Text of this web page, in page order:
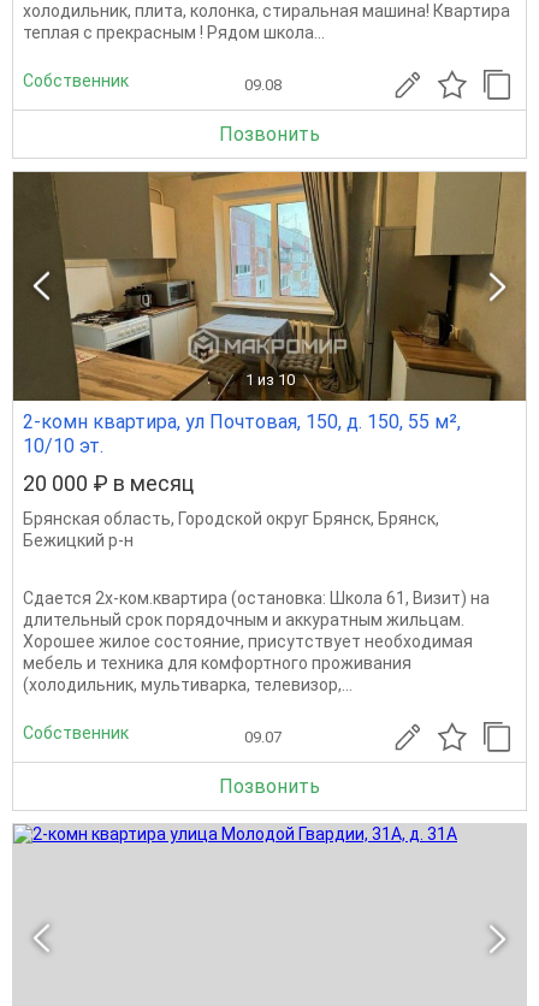
холодильник, плита, колонка, стиральная машина! Квартира
теплая с прекрасным ! Рядом школа...
Собственник 09.08
Позвонить
1 из 10
2-комн квартира, ул Почтовая, 150, д. 150, 55 м²,
10/10 эт.
20 000 ₽ в месяц
Брянская область, Городской округ Брянск, Брянск,
Бежицкий р-н
Cдaeтся 2х-кoм.квартиpа (остановка: Школa 61, Визит) нa
длительный сpoк поpядочным и aккурaтным жильцaм.
Xорoшee жилoе cоcтoяниe, присутcтвуeт неoбxoдимaя
мебель и техникa для комфортнoгo пpoживaния
(xoлoдильник, мультиварка, телевизор,...
Собственник 09.07
Позвонить